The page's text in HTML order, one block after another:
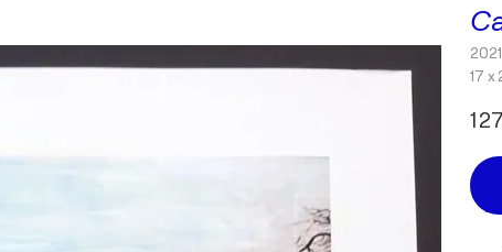
2021
17 x
1